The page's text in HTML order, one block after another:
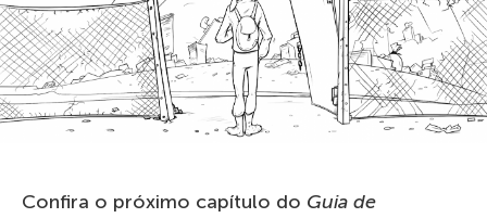
Confira o próximo capítulo do Guia de